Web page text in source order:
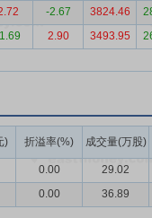
制度设计，地方层面则
断合规等方面的挑战，
推进天然气利用的意见
碳能源，对助力国家实
道燃气、集中供热等公用
覆盖区域越广、燃气用
-2.67 3824.46
2.90 3493.95
) 折溢率(%) 成交量(万股)
0.00
29.02
0.00 36.89